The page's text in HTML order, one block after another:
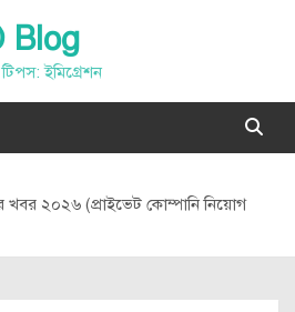
Blog
ইমিগ্রেশন
খবর ২০২৬ (প্রাইভেট কোম্পানি নিয়োগ